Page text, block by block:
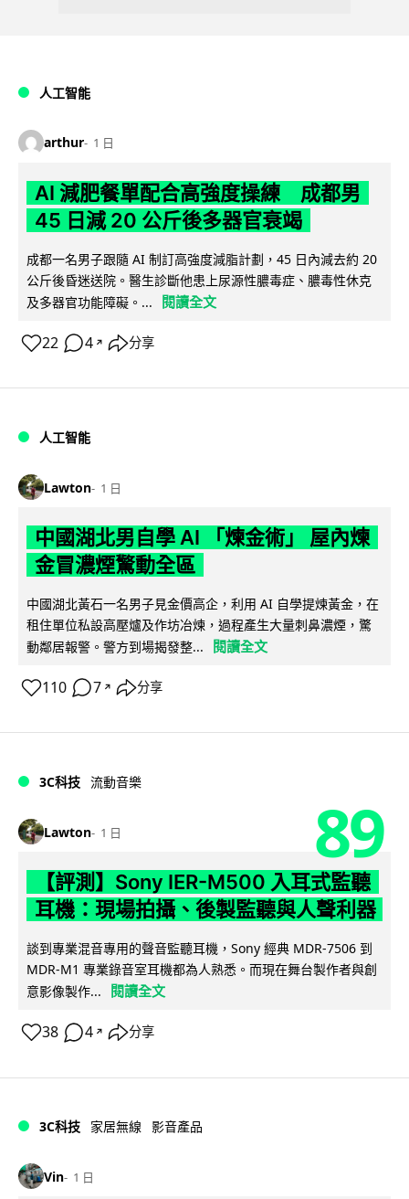
人工智能
arthur 1 日
AI 減肥餐單配合高強度操練 成都男
45 日減 20 公斤後多器官衰竭
成都一名男子跟隨 AI 制訂高強度減脂計劃，45 日內減去約 20
公斤後昏迷送院。醫生診斷他患上尿源性膿毒症、膿毒性休克
及多器官功能障礙。...
閱讀全文
22 4 ↗ 分享
人工智能
Lawton 1 日
中國湖北男自學 AI 「煉金術」 屋內煉
金冒濃煙驚動全區
中國湖北黃石一名男子見金價高企，利用 AI 自學提煉黃金，在
租住單位私設高壓爐及作坊冶煉，過程產生大量刺鼻濃煙，驚
動鄰居報警。警方到場揭發整...
閱讀全文
110 7 ↗ 分享
3C科技 流動音樂
Lawton 1 日 89
【評測】Sony IER-M500 入耳式監聽
耳機：現場拍攝、後製監聽與人聲利器
談到專業混音專用的聲音監聽耳機，Sony 經典 MDR-7506 到
MDR-M1 專業錄音室耳機都為人熟悉。而現在舞台製作者與創
意影像製作...
閱讀全文
38 4 ↗ 分享
3C科技 家居無線 影音產品
Vin 1 日